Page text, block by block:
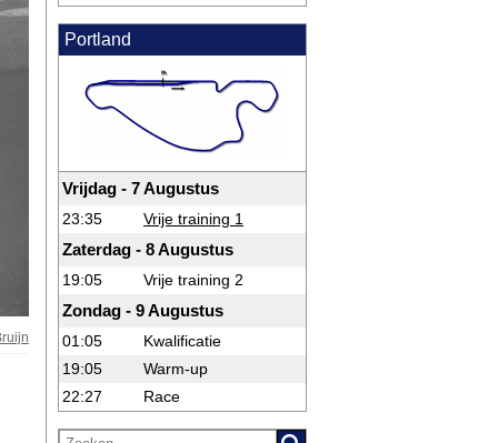
Portland
Vrijdag - 7 Augustus
23:35 Vrije training 1
Zaterdag - 8 Augustus
19:05 Vrije training 2
Zondag - 9 Augustus
01:05
Kwalificatie
19:05
Warm-up
22:27
Race